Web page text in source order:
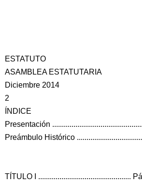
ESTATUTO
ASAMBLEA ESTATUTARIA
Diciembre 2014
2
ÍNDICE
Presentación
Preámbulo Histórico
TÍTULO I ................................................